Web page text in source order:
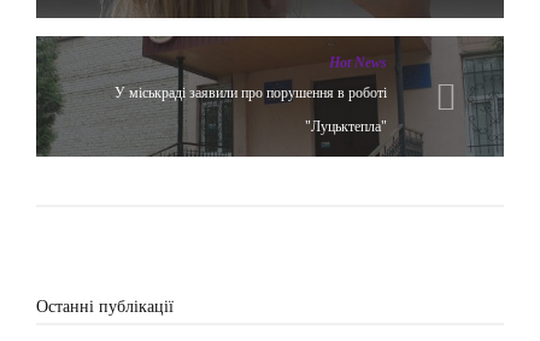
Hot News
У міськраді заявили про порушення в роботі
"Луцьктепла"
Останні публікації